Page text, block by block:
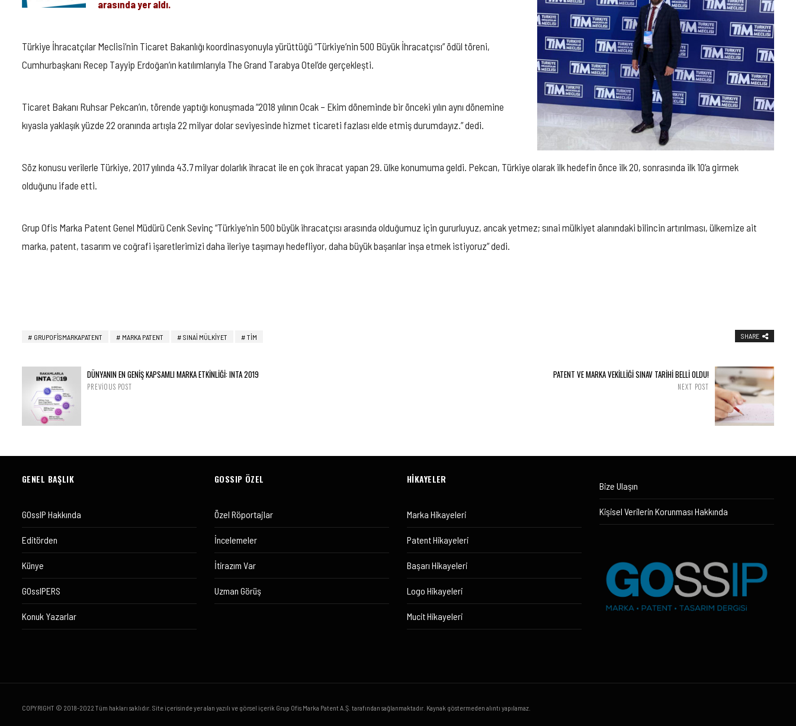
arasında yer aldı.
Türkiye İhracatçılar Meclisi’nin Ticaret Bakanlığı koordinasyonuyla yürüttüğü “Türkiye’nin 500 Büyük İhracatçısı” ödül töreni,
Cumhurbaşkanı Recep Tayyip Erdoğan’ın katılımlarıyla The Grand Tarabya Otel’de gerçekleşti.
Ticaret Bakanı Ruhsar Pekcan’ın, törende yaptığı konuşmada “2018 yılının Ocak – Ekim döneminde bir önceki yılın aynı dönemine
kıyasla yaklaşık yüzde 22 oranında artışla 22 milyar dolar seviyesinde hizmet ticareti fazlası elde etmiş durumdayız.” dedi.
Söz konusu verilerle Türkiye, 2017 yılında 43.7 milyar dolarlık ihracat ile en çok ihracat yapan 29. ülke konumuma geldi. Pekcan, Türkiye olarak ilk hedefin önce ilk 20, sonrasında ilk 10’a girmek
olduğunu ifade etti.
Grup Ofis Marka Patent Genel Müdürü Cenk Sevinç “Türkiye’nin 500 büyük ihracatçısı arasında olduğumuz için gururluyuz, ancak yetmez; sınai mülkiyet alanındaki bilincin artırılması, ülkemize ait
marka, patent, tasarım ve coğrafi işaretlerimizi daha ileriye taşımayı hedefliyor, daha büyük başarılar inşa etmek istiyoruz” dedi.
GRUPOFISMARKAPATENT MARKA PATENT SINAİ MÜLKİYET TİM SHARE
DÜNYANIN EN GENİŞ KAPSAMLI MARKA ETKİNLİĞİ: INTA 2019
PREVIOUS POST
PATENT VE MARKA VEKİLLİĞİ SINAV TARİHİ BELLİ OLDU!
NEXT POST
GENEL BAŞLIK
GOssIP Hakkında
Editörden
Künye
GOssIPERS
Konuk Yazarlar
GOSSIP ÖZEL
Özel Röportajlar
İncelemeler
İtirazım Var
Uzman Görüş
HİKAYELER
Marka Hikayeleri
Patent Hikayeleri
Başarı Hikayeleri
Logo Hikayeleri
Mucit Hikayeleri
Bize Ulaşın
Kişisel Verilerin Korunması Hakkında
COPYRIGHT © 2018-2022 Tüm hakları saklıdır. Site içerisinde yer alan yazılı ve görsel içerik Grup Ofis Marka Patent A.Ş. tarafından sağlanmaktadır. Kaynak göstermeden alıntı yapılamaz.